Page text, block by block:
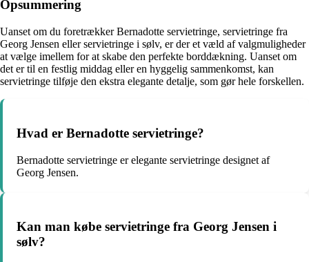
Opsummering
Uanset om du foretrækker Bernadotte servietringe, servietringe fra
Georg Jensen eller servietringe i sølv, er der et væld af valgmuligheder
at vælge imellem for at skabe den perfekte borddækning. Uanset om
det er til en festlig middag eller en hyggelig sammenkomst, kan
servietringe tilføje den ekstra elegante detalje, som gør hele forskellen.
Hvad er Bernadotte servietringe?
Bernadotte servietringe er elegante servietringe designet af
Georg Jensen.
Kan man købe servietringe fra Georg Jensen i
sølv?